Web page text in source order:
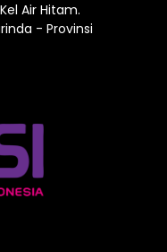
Air Hitam.
- Provinsi